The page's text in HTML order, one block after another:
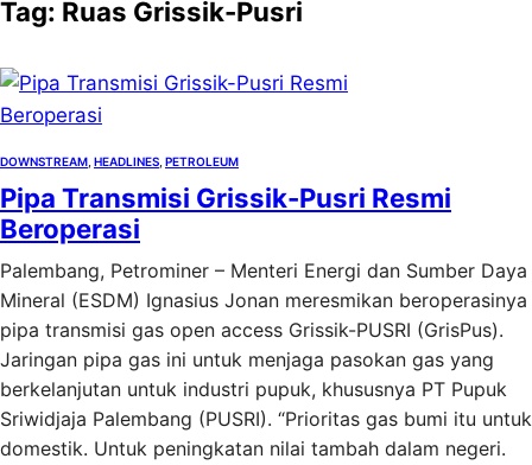
Tag: Ruas Grissik-Pusri
DOWNSTREAM HEADLINES PETROLEUM
Pipa Transmisi Grissik-Pusri Resmi
Beroperasi
Palembang, Petrominer – Menteri Energi dan Sumber Daya
Mineral (ESDM) Ignasius Jonan meresmikan beroperasinya
pipa transmisi gas open access Grissik-PUSRI (GrisPus).
Jaringan pipa gas ini untuk menjaga pasokan gas yang
berkelanjutan untuk industri pupuk, khususnya PT Pupuk
Sriwidjaja Palembang (PUSRI). “Prioritas gas bumi itu untuk
domestik. Untuk peningkatan nilai tambah dalam negeri.